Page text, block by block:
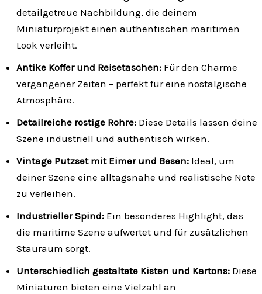
detailgetreue Nachbildung, die deinem
Miniaturprojekt einen authentischen maritimen
Look verleiht.
Antike Koffer und Reisetaschen: Für den Charme
vergangener Zeiten – perfekt für eine nostalgische
Atmosphäre.
Detailreiche rostige Rohre: Diese Details lassen deine
Szene industriell und authentisch wirken.
Vintage Putzset mit Eimer und Besen: Ideal, um
deiner Szene eine alltagsnahe und realistische Note
zu verleihen.
Industrieller Spind: Ein besonderes Highlight, das
die maritime Szene aufwertet und für zusätzlichen
Stauraum sorgt.
Unterschiedlich gestaltete Kisten und Kartons: Diese
Miniaturen bieten eine Vielzahl an